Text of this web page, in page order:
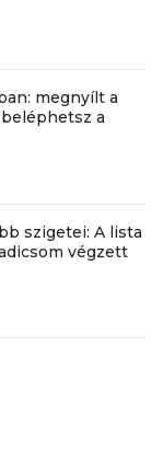
megnyílt a
a
szigetei: A lista
végzett